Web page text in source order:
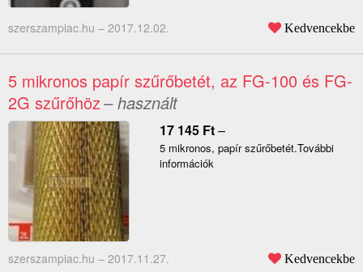
szerszampiac.hu – 2017.12.02. Kedvencekbe
5 mikronos papír szűrőbetét, az FG-100 és FG-
2G szűrőhöz– használt
17 145 Ft–
5 mikronos, papír szűrőbetét.További
információk
szerszampiac.hu – 2017.11.27. Kedvencekbe